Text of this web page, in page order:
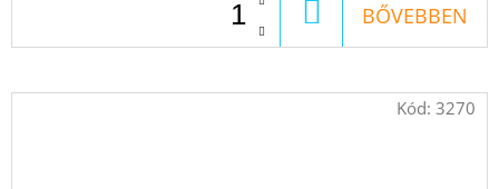
KOSÁRBA
BŐVEBBEN
Kód: 3270